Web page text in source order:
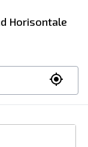
Horisontale